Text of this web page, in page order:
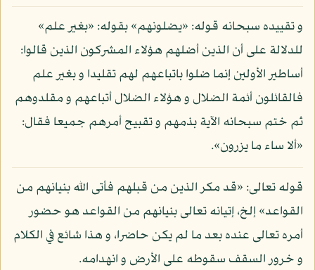
و تقييده سبحانه قوله: «يضلونهم» بقوله: «بغير علم»
للدلالة على أن الذين أضلهم هؤلاء المشركون الذين قالوا:
أساطير الأولين إنما ضلوا باتباعهم لهم تقليدا و بغير علم
فالقائلون أئمة الضلال و هؤلاء الضلال أتباعهم و مقلدوهم
ثم ختم سبحانه الآية بذمهم و تقبيح أمرهم جميعا فقال:
«ألا ساء ما يزرون».
قوله تعالى: «قد مكر الذين من قبلهم فأتى الله بنيانهم من
القواعد» إلخ، إتيانه تعالى بنيانهم من القواعد هو حضور
أمره تعالى عنده بعد ما لم يكن حاضرا، و هذا شائع في الكلام
و خرور السقف سقوطه على الأرض و انهدامه.